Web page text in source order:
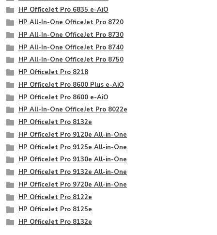
HP OfficeJet Pro 6835 e-AiO
HP All-In-One OfficeJet Pro 8720
HP All-In-One OfficeJet Pro 8730
HP All-In-One OfficeJet Pro 8740
HP All-In-One OfficeJet Pro 8750
HP OfficeJet Pro 8218
HP OfficeJet Pro 8600 Plus e-AiO
HP OfficeJet Pro 8600 e-AiO
HP All-In-One OfficeJet Pro 8022e
HP OfficeJet Pro 8132e
HP OfficeJet Pro 9120e All-in-One
HP OfficeJet Pro 9125e All-in-One
HP OfficeJet Pro 9130e All-in-One
HP OfficeJet Pro 9132e All-in-One
HP OfficeJet Pro 9720e All-in-One
HP OfficeJet Pro 8122e
HP OfficeJet Pro 8125e
HP OfficeJet Pro 8132e